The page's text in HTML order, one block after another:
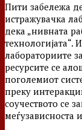
Пити забележа
истражувачка
дека „нивната
технологијата“.
лабораториите
ресурсите се
поголемиот
преку
соучеството се
меѓузависноста